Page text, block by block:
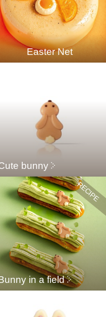
Easter Net
bunny
in a field